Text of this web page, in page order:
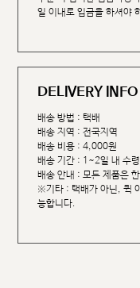
일 이내로 입금을 하셔야
DELIVERY INFO
배송 방법 : 택배
배송 지역 : 전국지역
배송 비용 : 4,000원
배송 기간 : 1~2일 내 수
배송 안내 : 모든 제품은
※기타 : 택배가 아닌, 퀵
능합니다.